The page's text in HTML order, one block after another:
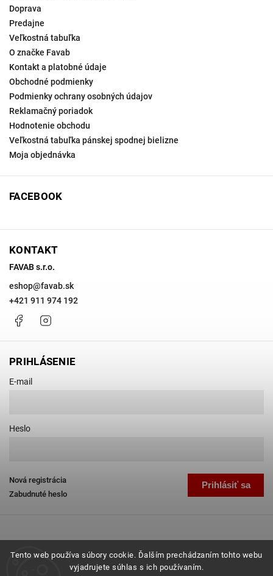
Tento web používa súbory cookie. Ďalším prechádzaním tohto webu
vyjadrujete súhlas s ich používaním.
Doprava
Predajne
Veľkostná tabuľka
O značke Favab
Kontakt a platobné údaje
Obchodné podmienky
Podmienky ochrany osobných údajov
Reklamačný poriadok
Hodnotenie obchodu
Veľkostná tabuľka pánskej spodnej bielizne
Moja objednávka
FACEBOOK
KONTAKT
FAVAB s.r.o.
eshop@favab.sk
+421 911 974 192
Facebook
PRIHLÁSENIE
E-mail
Heslo
Prihlásiť sa
Nová registrácia
Zabudnuté heslo